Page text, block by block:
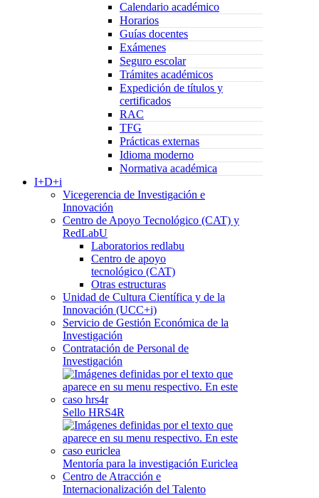
Calendario académico
Horarios
Guías docentes
Exámenes
Seguro escolar
Trámites académicos
Expedición de títulos y
certificados
RAC
TFG
Prácticas externas
Idioma moderno
Normativa académica
I+D+i
Vicegerencia de Investigación e
Innovación
Centro de Apoyo Tecnológico (CAT) y
RedLabU
Laboratorios redlabu
Centro de apoyo
tecnológico (CAT)
Otras estructuras
Unidad de Cultura Científica y de la
Innovación (UCC+i)
Servicio de Gestión Económica de la
Investigación
Contratación de Personal de
Investigación
Sello HRS4R
Mentoría para la investigación Euriclea
Centro de Atracción e
Internacionalización del Talento